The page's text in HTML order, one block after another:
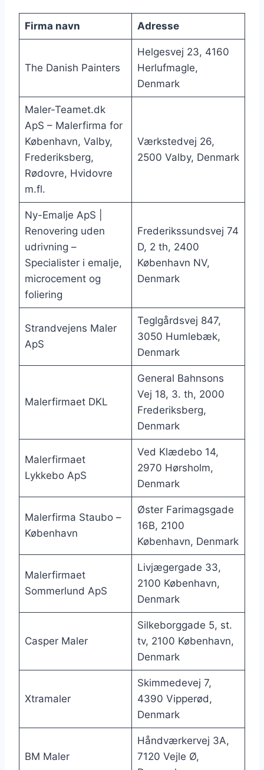
Firma navn Adresse
The Danish Painters
Helgesvej 23, 4160
Herlufmagle,
Denmark
Maler-Teamet.dk
ApS – Malerfirma for
København, Valby,
Frederiksberg,
Rødovre, Hvidovre
m.fl.
Værkstedvej 26,
2500 Valby, Denmark
Ny-Emalje ApS |
Renovering uden
udrivning –
Specialister i emalje,
microcement og
foliering
Frederikssundsvej 74
D, 2 th, 2400
København NV,
Denmark
Strandvejens Maler
ApS
Teglgårdsvej 847,
3050 Humlebæk,
Denmark
Malerfirmaet DKL
General Bahnsons
Vej 18, 3. th, 2000
Frederiksberg,
Denmark
Malerfirmaet
Lykkebo ApS
Ved Klædebo 14,
2970 Hørsholm,
Denmark
Malerfirma Staubo –
København
Øster Farimagsgade
16B, 2100
København, Denmark
Malerfirmaet
Sommerlund ApS
Livjægergade 33,
2100 København,
Denmark
Casper Maler
Silkeborggade 5, st.
tv, 2100 København,
Denmark
Xtramaler
Skimmedevej 7,
4390 Vipperød,
Denmark
BM Maler
Håndværkervej 3A,
7120 Vejle Ø,